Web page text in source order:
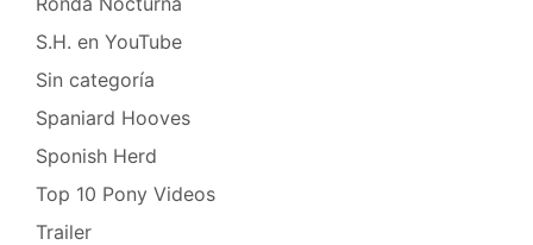
S.H. en YouTube
Sin categoría
Spaniard Hooves
Sponish Herd
Top 10 Pony Videos
Trailer